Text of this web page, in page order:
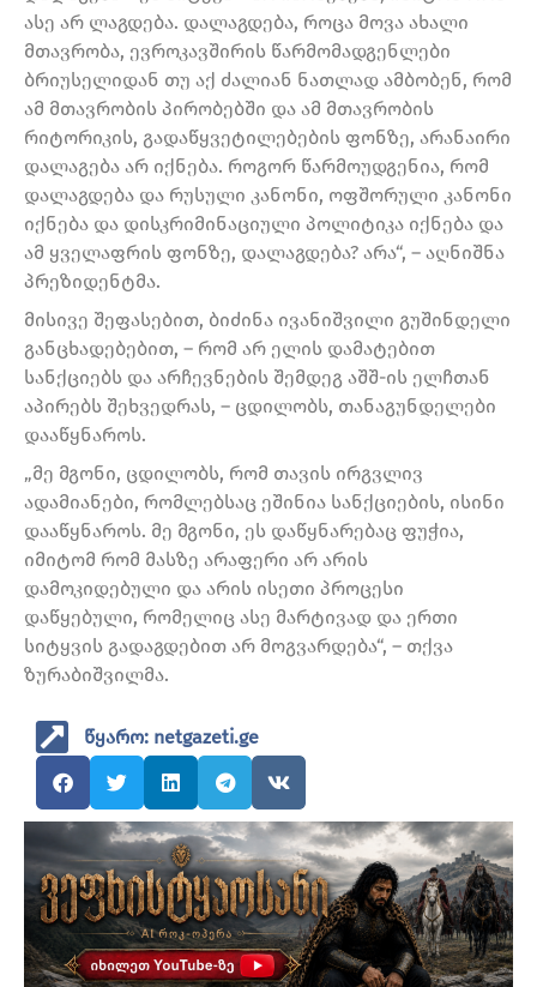
ასე არ ლაგდება. დალაგდება, როცა მოვა ახალი
მთავრობა, ევროკავშირის წარმომადგენლები
ბრიუსელიდან თუ აქ ძალიან ნათლად ამბობენ, რომ
ამ მთავრობის პირობებში და ამ მთავრობის
რიტორიკის, გადაწყვეტილებების ფონზე, არანაირი
დალაგება არ იქნება. როგორ წარმოუდგენია, რომ
დალაგდება და რუსული კანონი, ოფშორული კანონი
იქნება და დისკრიმინაციული პოლიტიკა იქნება და
ამ ყველაფრის ფონზე, დალაგდება? არა“, – აღნიშნა
პრეზიდენტმა.
მისივე შეფასებით, ბიძინა ივანიშვილი გუშინდელი
განცხადებებით, – რომ არ ელის დამატებით
სანქციებს და არჩევნების შემდეგ აშშ-ის ელჩთან
აპირებს შეხვედრას, – ცდილობს, თანაგუნდელები
დააწყნაროს.
„მე მგონი, ცდილობს, რომ თავის ირგვლივ
ადამიანები, რომლებსაც ეშინია სანქციების, ისინი
დააწყნაროს. მე მგონი, ეს დაწყნარებაც ფუჭია,
იმიტომ რომ მასზე არაფერი არ არის
დამოკიდებული და არის ისეთი პროცესი
დაწყებული, რომელიც ასე მარტივად და ერთი
სიტყვის გადაგდებით არ მოგვარდება“, – თქვა
ზურაბიშვილმა.
წყარო: netgazeti.ge